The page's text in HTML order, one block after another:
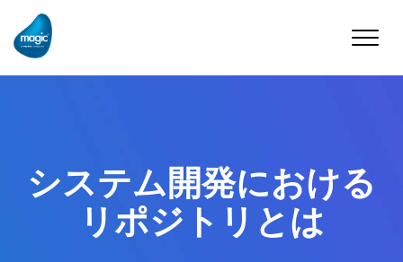
Toggle
システム開発における
リポジトリとは